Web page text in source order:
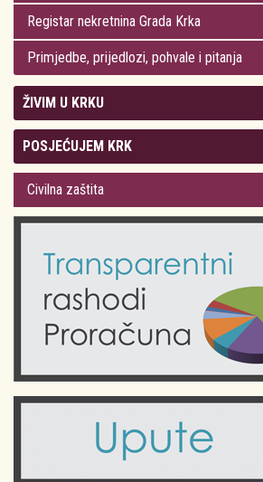
Registar nekretnina Grada Krka
Primjedbe, prijedlozi, pohvale i pitanja
ŽIVIM U KRKU
Kolegij gradonačelnika
Gradsko vijeće
Odluke Grada Krka (Službene novine PGŽ)
Obrazovanje
Komunalne usluge
Civilni sektor (arhiva udruga)
Sport i rekreacija
POSJEĆUJEM KRK
Plan Grada Krka
Krk 360° VR panorama
Krk uživo
Fotogalerije
Kalendar događanja
Turistička zajednica otoka Krka
Civilna zaštita